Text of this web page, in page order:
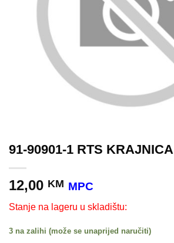
91-90901-1 RTS KRAJNICA
12,00 KM MPC
Stanje na lageru u skladištu:
3 na zalihi (može se unaprijed naručiti)